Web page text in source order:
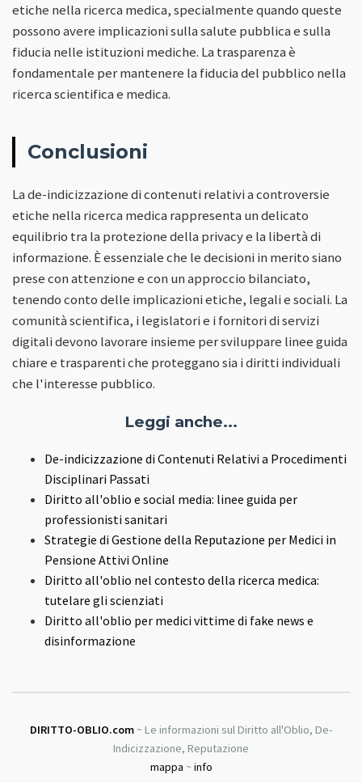
etiche nella ricerca medica, specialmente quando queste
possono avere implicazioni sulla salute pubblica e sulla
fiducia nelle istituzioni mediche. La trasparenza è
fondamentale per mantenere la fiducia del pubblico nella
ricerca scientifica e medica.
Conclusioni
La de-indicizzazione di contenuti relativi a controversie
etiche nella ricerca medica rappresenta un delicato
equilibrio tra la protezione della privacy e la libertà di
informazione. È essenziale che le decisioni in merito siano
prese con attenzione e con un approccio bilanciato,
tenendo conto delle implicazioni etiche, legali e sociali. La
comunità scientifica, i legislatori e i fornitori di servizi
digitali devono lavorare insieme per sviluppare linee guida
chiare e trasparenti che proteggano sia i diritti individuali
che l'interesse pubblico.
Leggi anche...
De-indicizzazione di Contenuti Relativi a Procedimenti
Disciplinari Passati
Diritto all'oblio e social media: linee guida per
professionisti sanitari
Strategie di Gestione della Reputazione per Medici in
Pensione Attivi Online
Diritto all'oblio nel contesto della ricerca medica:
tutelare gli scienziati
Diritto all'oblio per medici vittime di fake news e
disinformazione
DIRITTO-OBLIO.com ~ Le informazioni sul Diritto all'Oblio, De-
Indicizzazione, Reputazione
mappa ~info